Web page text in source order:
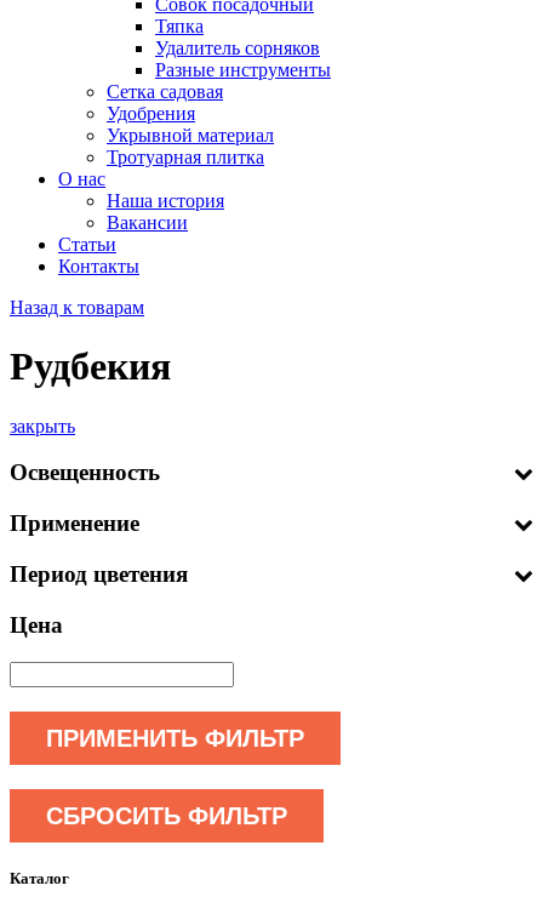
Тяпка
Удалитель сорняков
Разные инструменты
Сетка садовая
Удобрения
Укрывной материал
Тротуарная плитка
О нас
Наша история
Вакансии
Статьи
Контакты
Назад к товарам
Рудбекия
закрыть
Освещенность
Применение
Период цветения
Цена
ПРИМЕНИТЬ ФИЛЬТР
СБРОСИТЬ ФИЛЬТР
Каталог